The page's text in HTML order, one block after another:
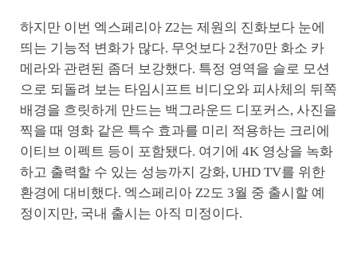
하지만 이번 엑스페리아 Z2는 제원의 진화보다 눈에
띄는 기능적 변화가 많다. 무엇보다 2천70만 화소 카
메라와 관련된 좀더 보강했다. 특정 영역을 슬로 모션
으로 되돌려 보는 타임시프트 비디오와 피사체의 뒤쪽
배경을 흐릿하게 만드는 백그라운드 디포커스, 사진을
찍을 때 영화 같은 특수 효과를 미리 적용하는 크리에
이티브 이펙트 등이 포함됐다. 여기에 4K 영상을 녹화
하고 출력할 수 있는 성능까지 강화, UHD TV를 위한
환경에 대비했다. 엑스페리아 Z2도 3월 중 출시할 예
정이지만, 국내 출시는 아직 미정이다.